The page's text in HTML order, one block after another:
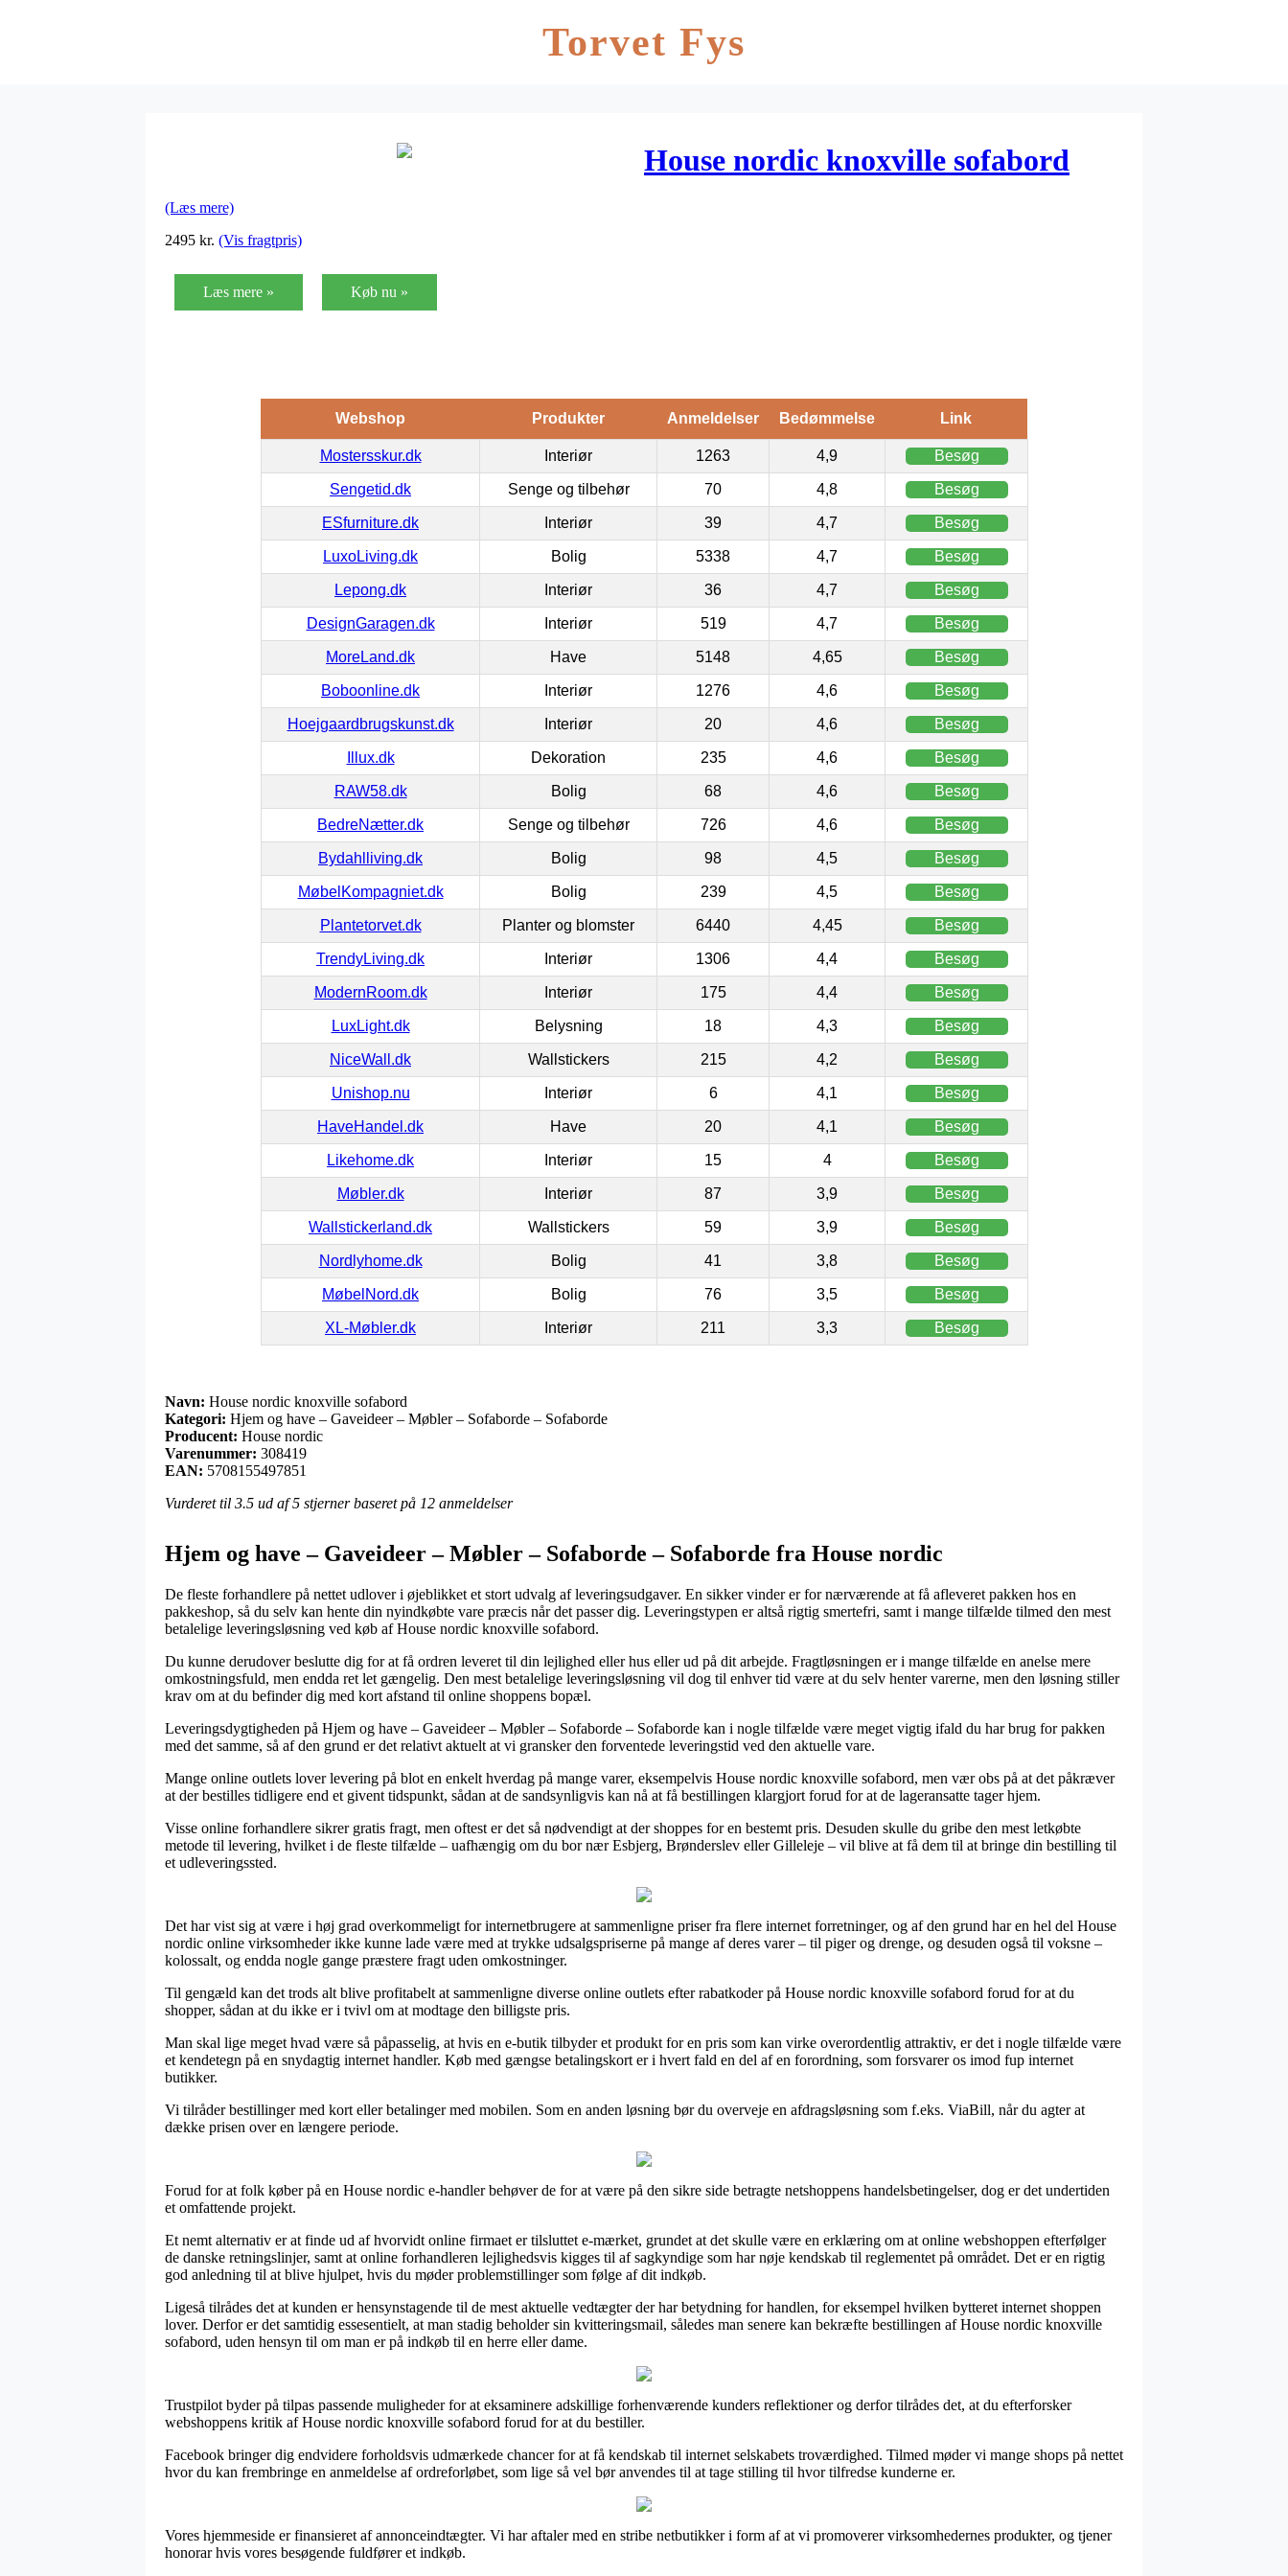
Torvet Fys
House nordic knoxville sofabord
(Læs mere)
2495 kr. (Vis fragtpris)
Læs mere » Køb nu »
Webshop Produkter Anmeldelser Bedømmelse Link
Mostersskur.dk Interiør 1263 4,9 Besøg
Sengetid.dk Senge og tilbehør 70 4,8 Besøg
ESfurniture.dk Interiør 39 4,7 Besøg
LuxoLiving.dk Bolig 5338 4,7 Besøg
Lepong.dk Interiør 36 4,7 Besøg
DesignGaragen.dk Interiør 519 4,7 Besøg
MoreLand.dk Have 5148 4,65 Besøg
Boboonline.dk Interiør 1276 4,6 Besøg
Hoejgaardbrugskunst.dk Interiør 20 4,6 Besøg
Illux.dk Dekoration 235 4,6 Besøg
RAW58.dk Bolig 68 4,6 Besøg
BedreNætter.dk Senge og tilbehør 726 4,6 Besøg
Bydahlliving.dk Bolig 98 4,5 Besøg
MøbelKompagniet.dk Bolig 239 4,5 Besøg
Plantetorvet.dk Planter og blomster 6440 4,45 Besøg
TrendyLiving.dk Interiør 1306 4,4 Besøg
ModernRoom.dk Interiør 175 4,4 Besøg
LuxLight.dk Belysning 18 4,3 Besøg
NiceWall.dk Wallstickers 215 4,2 Besøg
Unishop.nu Interiør 6 4,1 Besøg
HaveHandel.dk Have 20 4,1 Besøg
Likehome.dk Interiør 15 4 Besøg
Møbler.dk Interiør 87 3,9 Besøg
Wallstickerland.dk Wallstickers 59 3,9 Besøg
Nordlyhome.dk Bolig 41 3,8 Besøg
MøbelNord.dk Bolig 76 3,5 Besøg
XL-Møbler.dk Interiør 211 3,3 Besøg
Navn: House nordic knoxville sofabord
Kategori: Hjem og have – Gaveideer – Møbler – Sofaborde – Sofaborde
Producent: House nordic
Varenummer: 308419
EAN: 5708155497851
Vurderet til 3.5 ud af 5 stjerner baseret på 12 anmeldelser
Hjem og have – Gaveideer – Møbler – Sofaborde – Sofaborde fra House nordic
De fleste forhandlere på nettet udlover i øjeblikket et stort udvalg af leveringsudgaver. En sikker vinder er for nærværende at få afleveret pakken hos en
pakkeshop, så du selv kan hente din nyindkøbte vare præcis når det passer dig. Leveringstypen er altså rigtig smertefri, samt i mange tilfælde tilmed den mest
betalelige leveringsløsning ved køb af House nordic knoxville sofabord.
Du kunne derudover beslutte dig for at få ordren leveret til din lejlighed eller hus eller ud på dit arbejde. Fragtløsningen er i mange tilfælde en anelse mere
omkostningsfuld, men endda ret let gængelig. Den mest betalelige leveringsløsning vil dog til enhver tid være at du selv henter varerne, men den løsning stiller
krav om at du befinder dig med kort afstand til online shoppens bopæl.
Leveringsdygtigheden på Hjem og have – Gaveideer – Møbler – Sofaborde – Sofaborde kan i nogle tilfælde være meget vigtig ifald du har brug for pakken
med det samme, så af den grund er det relativt aktuelt at vi gransker den forventede leveringstid ved den aktuelle vare.
Mange online outlets lover levering på blot en enkelt hverdag på mange varer, eksempelvis House nordic knoxville sofabord, men vær obs på at det påkræver
at der bestilles tidligere end et givent tidspunkt, sådan at de sandsynligvis kan nå at få bestillingen klargjort forud for at de lageransatte tager hjem.
Visse online forhandlere sikrer gratis fragt, men oftest er det så nødvendigt at der shoppes for en bestemt pris. Desuden skulle du gribe den mest letkøbte
metode til levering, hvilket i de fleste tilfælde – uafhængig om du bor nær Esbjerg, Brønderslev eller Gilleleje – vil blive at få dem til at bringe din bestilling til
et udleveringssted.
Det har vist sig at være i høj grad overkommeligt for internetbrugere at sammenligne priser fra flere internet forretninger, og af den grund har en hel del House
nordic online virksomheder ikke kunne lade være med at trykke udsalgspriserne på mange af deres varer – til piger og drenge, og desuden også til voksne –
kolossalt, og endda nogle gange præstere fragt uden omkostninger.
Til gengæld kan det trods alt blive profitabelt at sammenligne diverse online outlets efter rabatkoder på House nordic knoxville sofabord forud for at du
shopper, sådan at du ikke er i tvivl om at modtage den billigste pris.
Man skal lige meget hvad være så påpasselig, at hvis en e-butik tilbyder et produkt for en pris som kan virke overordentlig attraktiv, er det i nogle tilfælde være
et kendetegn på en snydagtig internet handler. Køb med gængse betalingskort er i hvert fald en del af en forordning, som forsvarer os imod fup internet
butikker.
Vi tilråder bestillinger med kort eller betalinger med mobilen. Som en anden løsning bør du overveje en afdragsløsning som f.eks. ViaBill, når du agter at
dække prisen over en længere periode.
Forud for at folk køber på en House nordic e-handler behøver de for at være på den sikre side betragte netshoppens handelsbetingelser, dog er det undertiden
et omfattende projekt.
Et nemt alternativ er at finde ud af hvorvidt online firmaet er tilsluttet e-mærket, grundet at det skulle være en erklæring om at online webshoppen efterfølger
de danske retningslinjer, samt at online forhandleren lejlighedsvis kigges til af sagkyndige som har nøje kendskab til reglementet på området. Det er en rigtig
god anledning til at blive hjulpet, hvis du møder problemstillinger som følge af dit indkøb.
Ligeså tilrådes det at kunden er hensynstagende til de mest aktuelle vedtægter der har betydning for handlen, for eksempel hvilken bytteret internet shoppen
lover. Derfor er det samtidig essesentielt, at man stadig beholder sin kvitteringsmail, således man senere kan bekræfte bestillingen af House nordic knoxville
sofabord, uden hensyn til om man er på indkøb til en herre eller dame.
Trustpilot byder på tilpas passende muligheder for at eksaminere adskillige forhenværende kunders reflektioner og derfor tilrådes det, at du efterforsker
webshoppens kritik af House nordic knoxville sofabord forud for at du bestiller.
Facebook bringer dig endvidere forholdsvis udmærkede chancer for at få kendskab til internet selskabets troværdighed. Tilmed møder vi mange shops på nettet
hvor du kan frembringe en anmeldelse af ordreforløbet, som lige så vel bør anvendes til at tage stilling til hvor tilfredse kunderne er.
Vores hjemmeside er finansieret af annonceindtægter. Vi har aftaler med en stribe netbutikker i form af at vi promoverer virksomhedernes produkter, og tjener
honorar hvis vores besøgende fuldfører et indkøb.